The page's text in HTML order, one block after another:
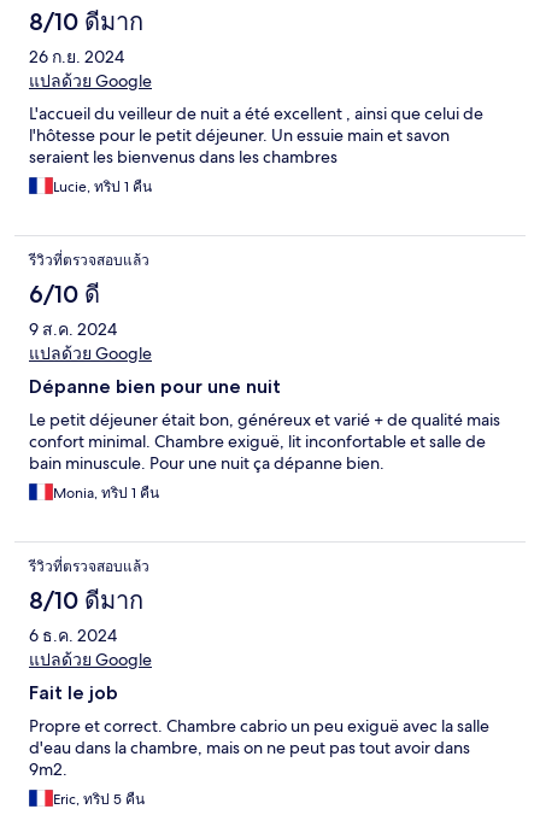
8/10 ดีมาก
26 ก.ย. 2024
แปลด้วย Google
L'accueil du veilleur de nuit a été excellent , ainsi que celui de
l'hôtesse pour le petit déjeuner. Un essuie main et savon
seraient les bienvenus dans les chambres
Lucie, ทริป 1 คืน
รีวิวที่ตรวจสอบแล้ว
6/10 ดี
9 ส.ค. 2024
แปลด้วย Google
Dépanne bien pour une nuit
Le petit déjeuner était bon, généreux et varié + de qualité mais
confort minimal. Chambre exiguë, lit inconfortable et salle de
bain minuscule. Pour une nuit ça dépanne bien.
Monia, ทริป 1 คืน
รีวิวที่ตรวจสอบแล้ว
8/10 ดีมาก
6 ธ.ค. 2024
แปลด้วย Google
Fait le job
Propre et correct. Chambre cabrio un peu exiguë avec la salle
d'eau dans la chambre, mais on ne peut pas tout avoir dans
9m2.
Eric, ทริป 5 คืน